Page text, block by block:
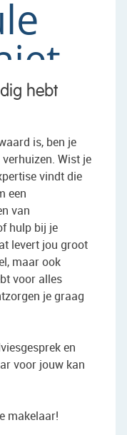
hebt
is, ben je
Wist je
vindt die
een
van
hulp bij je
levert jou groot
maar ook
voor alles
je graag
en
voor jouw kan
makelaar!